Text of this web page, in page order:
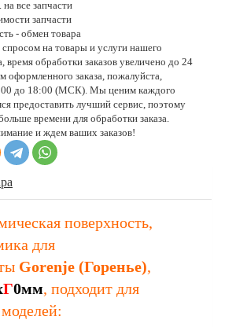
все запчасти
запчасти
- обмен товара
на товары и услуги нашего
время обработки заказов увеличено до 24
оформленного заказа, пожалуйста,
до 18:00 (МСК). Мы ценим каждого
предоставить лучший сервис, поэтому
времени для обработки заказа.
и ждем ваших заказов!
поверхность,
для
Gorenje (Горенье),
Г0мм, подходит для